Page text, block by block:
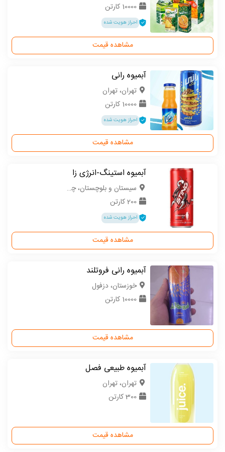
10000 کارتن
احراز هویت شده
مشاهده قیمت
آبمیوه رانی
تهران، تهران
10000 کارتن
احراز هویت شده
مشاهده قیمت
آبمیوه استینگ-انرژی زا
سیستان و بلوچستان، چابهار
200 کارتن
احراز هویت شده
مشاهده قیمت
آبمیوه رانی فروتلند
خوزستان، دزفول
10000 کارتن
مشاهده قیمت
آبمیوه طبیعی فصل
تهران، تهران
300 کارتن
مشاهده قیمت